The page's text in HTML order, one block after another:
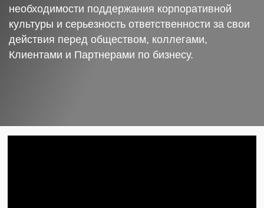
необходимости поддержания корпоративной
культуры и серьезность ответственности за свои
действия перед обществом, коллегами,
Клиентами и Партнерами по бизнесу.